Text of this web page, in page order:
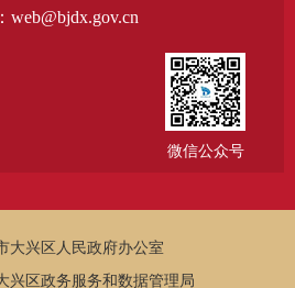
web@bjdx.gov.cn
微信公众号
大兴区人民政府办公室
兴区政务服务和数据管理局